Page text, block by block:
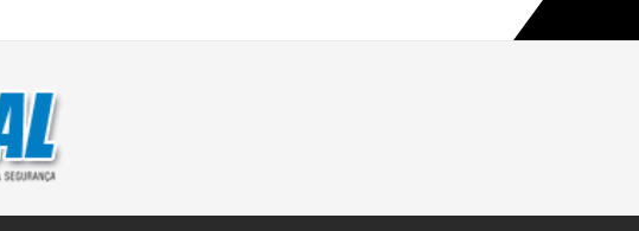
do Sul na maior campanha humanitária já registrada no país